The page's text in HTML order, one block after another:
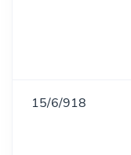
15/6/918